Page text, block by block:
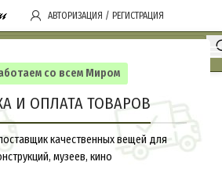
со всем Миром
И ОПЛАТА ТОВАРОВ
качественных вещей для
музеев, кино
АВТОРИЗАЦИЯ / РЕГИСТРАЦИЯ